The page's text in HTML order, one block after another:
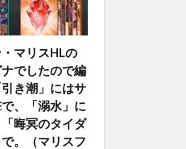
マリスHLの
でしたので編
き潮」にはサ
、「溺水」に
晦冥のタイダ
。（マリスフ